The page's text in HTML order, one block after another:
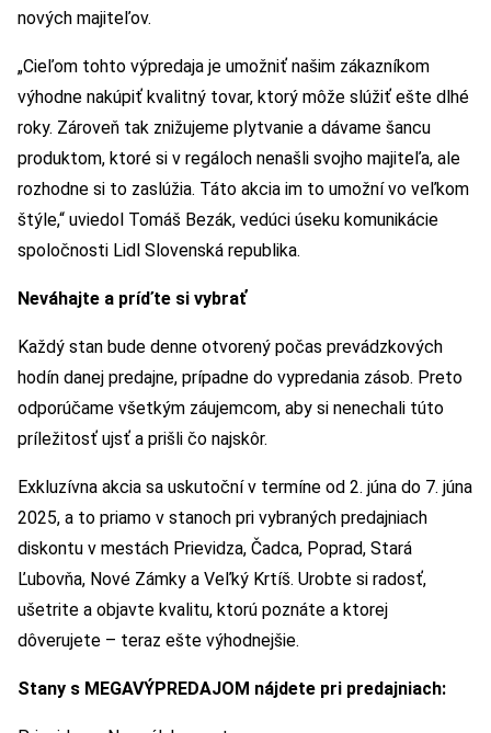
nových majiteľov.
„Cieľom tohto výpredaja je umožniť našim zákazníkom
výhodne nakúpiť kvalitný tovar, ktorý môže slúžiť ešte dlhé
roky. Zároveň tak znižujeme plytvanie a dávame šancu
produktom, ktoré si v regáloch nenašli svojho majiteľa, ale
rozhodne si to zaslúžia. Táto akcia im to umožní vo veľkom
štýle,“ uviedol Tomáš Bezák, vedúci úseku komunikácie
spoločnosti Lidl Slovenská republika.
Neváhajte a príďte si vybrať
Každý stan bude denne otvorený počas prevádzkových
hodín danej predajne, prípadne do vypredania zásob. Preto
odporúčame všetkým záujemcom, aby si nenechali túto
príležitosť ujsť a prišli čo najskôr.
Exkluzívna akcia sa uskutoční v termíne od 2. júna do 7. júna
2025, a to priamo v stanoch pri vybraných predajniach
diskontu v mestách Prievidza, Čadca, Poprad, Stará
Ľubovňa, Nové Zámky a Veľký Krtíš. Urobte si radosť,
ušetrite a objavte kvalitu, ktorú poznáte a ktorej
dôverujete – teraz ešte výhodnejšie.
Stany s MEGAVÝPREDAJOM nájdete pri predajniach: